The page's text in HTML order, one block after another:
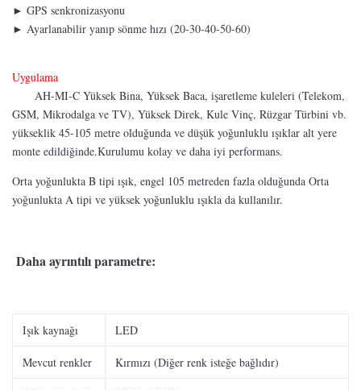
► GPS senkronizasyonu
► Ayarlanabilir yanıp sönme hızı (20-30-40-50-60)
Uygulama
AH-MI-C Yüksek Bina, Yüksek Baca, işaretleme kuleleri (Telekom,
GSM, Mikrodalga ve TV), Yüksek Direk, Kule Vinç, Rüzgar Türbini vb.
yükseklik 45-105 metre olduğunda ve düşük yoğunluklu ışıklar alt yere
monte edildiğinde.Kurulumu kolay ve daha iyi performans.
Orta yoğunlukta B tipi ışık, engel 105 metreden fazla olduğunda Orta
yoğunlukta A tipi ve yüksek yoğunluklu ışıkla da kullanılır.
Daha ayrıntılı parametre:
Işık kaynağı LED
Mevcut renkler Kırmızı (Diğer renk isteğe bağlıdır)